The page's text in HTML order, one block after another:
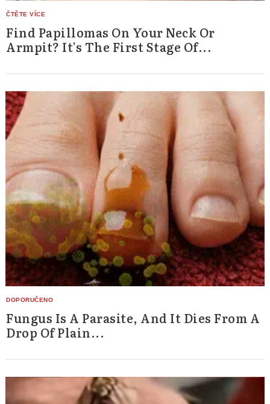
Find Papillomas On Your Neck Or
Armpit? It's The First Stage Of...
Fungus Is A Parasite, And It Dies From A
Drop Of Plain...